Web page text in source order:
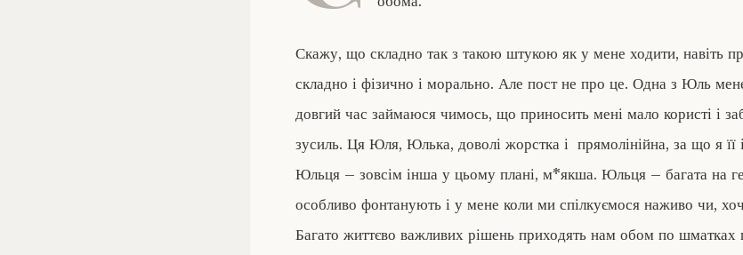
Скажу, що складно так з такою штукою як у мене ходити, навіть
складно і фізично і морально. Але пост не про це. Одна з Юль
довгий час займаюся чимось, що приносить мені мало користі і
зусиль. Ця Юля, Юлька, доволі жорстка і прямолінійна, за що я
Юльця – зовсім інша у цьому плані, м*якша. Юльця – багата на
особливо фонтанують і у мене коли ми спілкуємося наживо чи,
Багато життєво важливих рішень приходять нам обом по шматках